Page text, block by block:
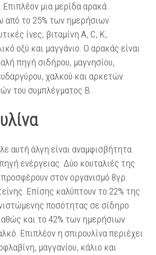
μια μερίδα αρακά
από το 25% των ημερήσιων
ίνες, βιταμίνη Α, C, K,
οξύ και μαγγάνιο. Ο αρακάς είναι
πηγή σιδήρου, μαγνησίου,
χαλκού και αρκετών
του συμπλέγματος Β.
αυτή άλγη είναι αναμφισβήτητα
ενέργειας. Δύο κουταλιές της
στον οργανισμό 8γρ.
Επίσης καλύπτουν το 22% της
ποσότητας σε σίδηρο
και το 42% των ημερήσιων
Επιπλέον η σπιρουλίνα περιέχει
μαγγανίου, κάλιο και